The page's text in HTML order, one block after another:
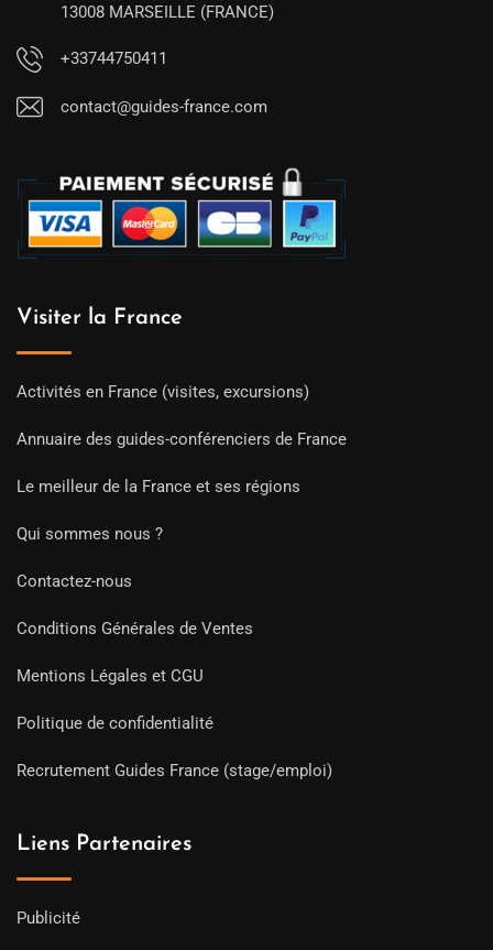
13008 MARSEILLE (FRANCE)
+33744750411
contact@guides-france.com
Visiter la France
Activités en France (visites, excursions)
Annuaire des guides-conférenciers de France
Le meilleur de la France et ses régions
Qui sommes nous ?
Contactez-nous
Conditions Générales de Ventes
Mentions Légales et CGU
Politique de confidentialité
Recrutement Guides France (stage/emploi)
Liens Partenaires
Publicité